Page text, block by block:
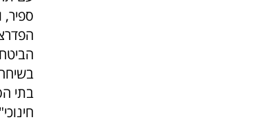
ספיר,
בתי